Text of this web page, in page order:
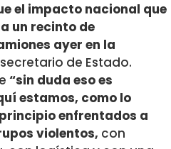
el impacto nacional que
un recinto de
ayer en la
de Estado.
“sin duda eso es
estamos, como lo
enfrentados a
violentos, con